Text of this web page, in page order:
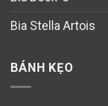
Bia Stella Artois
BÁNH KẸO